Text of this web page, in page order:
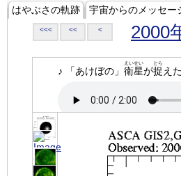
はやぶさの軌跡 宇宙からのメッセー
<<< << < 2000
♪ 「あけぼの」 衛星
えいせい
が捉
とら
えた